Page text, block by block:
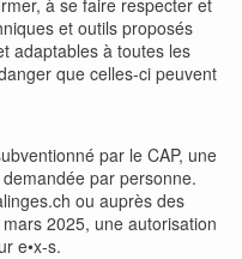
à se faire respecter et
et outils proposés
adaptables à toutes les
que celles-ci peuvent
par le CAP, une
par personne.
ou auprès des
2025, une autorisation
e•x-s.